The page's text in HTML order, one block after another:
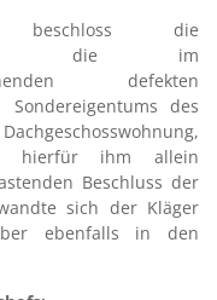
die
die im
defekten
des
hierfür ihm allein
Beschluss der
sich der Kläger
ebenfalls in den